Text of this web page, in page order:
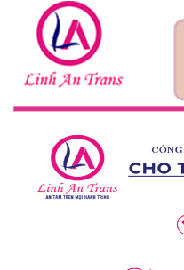
Tour Huế- Đà Nẵng – Hội
An – 4 ngày 3 đêm